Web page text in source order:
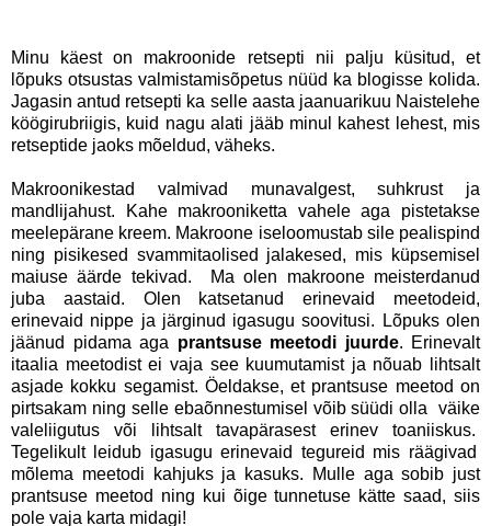
Minu käest on makroonide retsepti nii palju küsitud, et
lõpuks otsustas valmistamisõpetus nüüd ka blogisse kolida.
Jagasin antud retsepti ka selle aasta jaanuarikuu Naistelehe
köögirubriigis, kuid nagu alati jääb minul kahest lehest, mis
retseptide jaoks mõeldud, väheks.
Makroonikestad valmivad munavalgest, suhkrust ja
mandlijahust. Kahe makrooniketta vahele aga pistetakse
meelepärane kreem. Makroone iseloomustab sile pealispind
ning pisikesed svammitaolised jalakesed, mis küpsemisel
maiuse äärde tekivad.
Ma olen makroone meisterdanud
juba aastaid. Olen katsetanud erinevaid meetodeid,
erinevaid nippe ja järginud igasugu soovitusi. Lõpuks olen
jäänud pidama aga prantsuse meetodi juurde. Erinevalt
itaalia meetodist ei vaja see kuumutamist ja nõuab lihtsalt
asjade kokku segamist. Öeldakse, et prantsuse meetod on
pirtsakam ning selle ebaõnnestumisel võib süüdi olla väike
valeliigutus või lihtsalt tavapärasest erinev toaniiskus.
Tegelikult leidub igasugu erinevaid tegureid mis räägivad
mõlema meetodi kahjuks ja kasuks. Mulle aga sobib just
prantsuse meetod ning kui õige tunnetuse kätte saad, siis
pole vaja karta midagi!